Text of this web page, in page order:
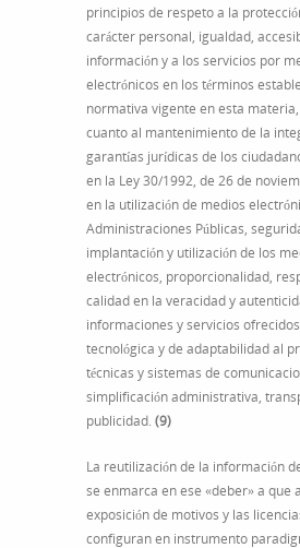
principios de respeto a la
carácter personal, igualdad,
información y a los servicios por
electrónicos en los términos
normativa vigente en esta
cuanto al mantenimiento de la
garantías jurídicas de los
en la Ley 30/1992, de 26 de
en la utilización de medios
Administraciones Públicas,
implantación y utilización de los
electrónicos, proporcionalidad,
calidad en la veracidad y
informaciones y servicios
tecnológica y de adaptabilidad al
técnicas y sistemas de
simplificación administrativa,
publicidad. (9)
La reutilización de la información
se enmarca en ese «deber» a que
exposición de motivos y las
configuran en instrumento